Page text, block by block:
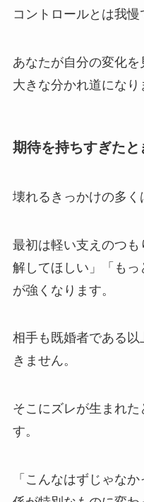
コントロールとは我慢
あなたが自分の変化を
大きな分かれ道になり
期待を持ちすぎたと
壊れるきっかけの多く
最初は軽い支えのつ
解してほしい」「も
が強くなります。
相手も既婚者である
きません。
そこにズレが生まれ
す。
「こんなはずじゃな